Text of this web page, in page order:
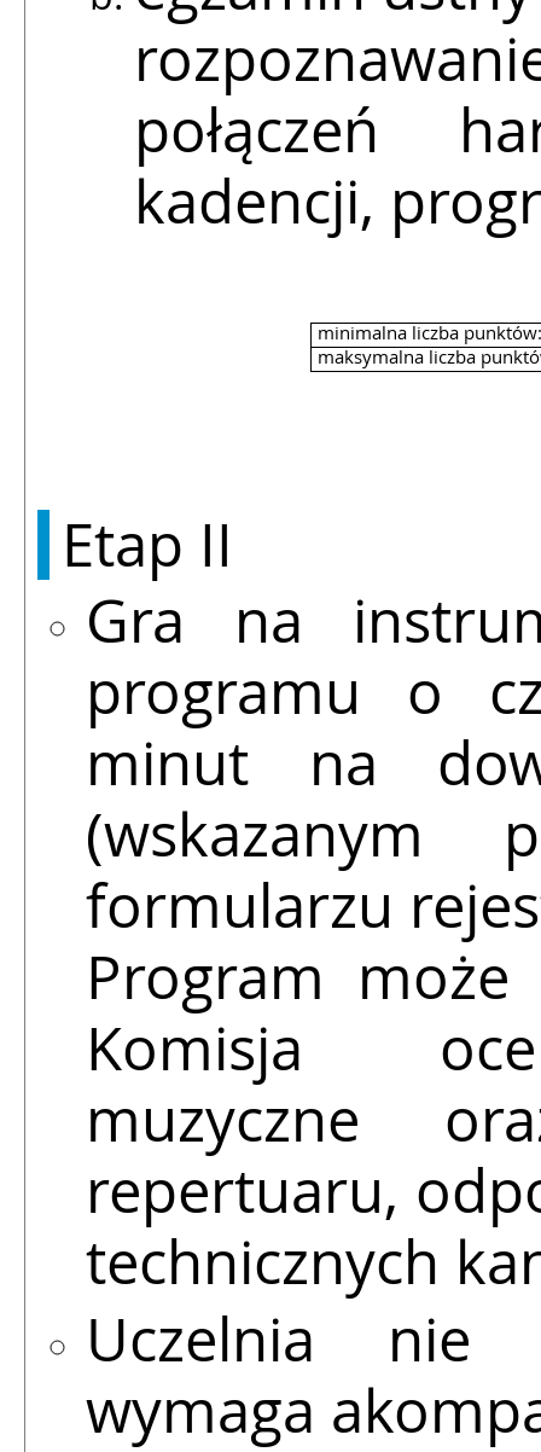
połączeń
kadencji,
minimalna liczba
maksymalna liczba
Etap II
Gra na
programu o
minut na
(wskazanym
formularzu
Program
Komisja
muzyczne
repertuaru,
technicznych
Uczelnia nie
wymaga